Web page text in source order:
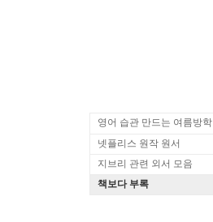
영어 습관 만드는 여름방학
넷플리스 원작 원서
지브리 관련 외서 모음
책보다 부록